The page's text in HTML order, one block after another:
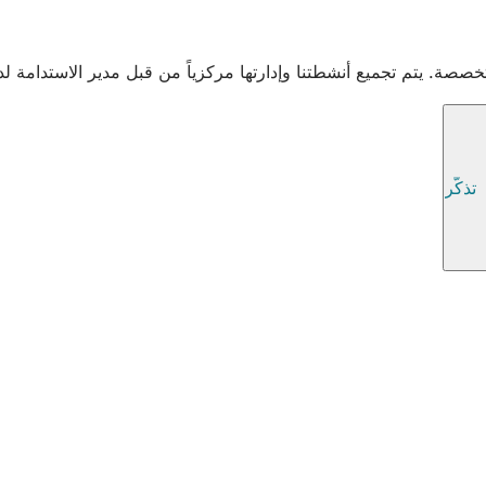
يتم تجميع أنشطتنا وإدارتها مركزياً من قبل مدير الاستدامة
تذكّر